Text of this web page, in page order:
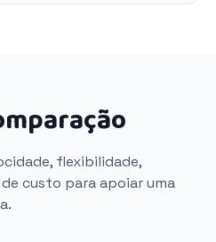
flexibilidade,
custo para apoiar uma